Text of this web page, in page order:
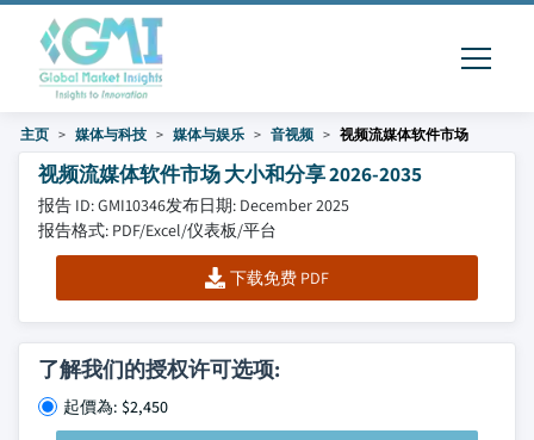
主页 媒体与科技 媒体与娱乐 音视频 视频流媒体软件市场
视频流媒体软件市场 大小和分享 2026-2035
报告 ID: GMI10346发布日期: December 2025
报告格式: PDF/Excel/仪表板/平台
下载免费 PDF
了解我们的授权许可选项:
起價為: $2,450